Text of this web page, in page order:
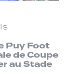
Puy Foot
de Coupe
au Stade